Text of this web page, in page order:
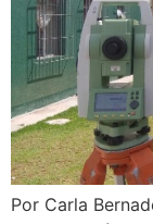
Por Carla